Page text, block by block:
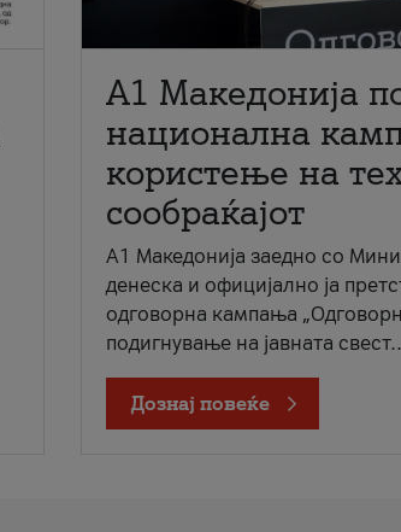
A1 Македонија
национална
користење на
сообраќајот
A1 Македонија заедно со
денеска и официјално ја
одговорна кампања
подигнување на јавната
Дознај повеќе